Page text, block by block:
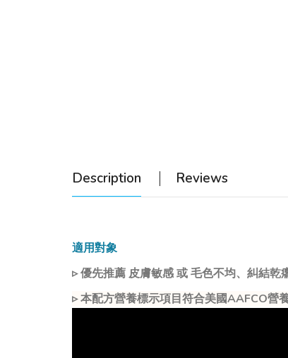
Description Reviews
適用對象​
▹ 優先推薦 皮膚敏感 或 毛色不均、糾結乾
▹ 本配方營養標示項目符合美國AAFCO營